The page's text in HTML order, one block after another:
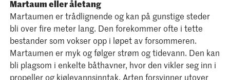
Martaum eller åletang
Martaumen er trådlignende og kan på gunstige steder
bli over fire meter lang. Den forekommer ofte i tette
bestander som vokser opp i løpet av forsommeren.
Martaumen er myk og følger strøm og tidevann. Den kan
bli plagsom i enkelte båthavner, hvor den vikler seg inn i
propeller og kjølevannsinntak. Arten forsvinner utover